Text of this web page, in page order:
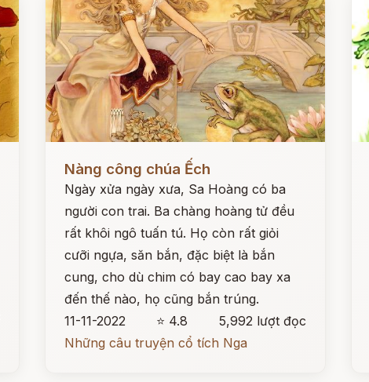
Nàng công chúa Ếch
Ngày xửa ngày xưa, Sa Hoàng có ba
người con trai. Ba chàng hoàng tử đều
rất khôi ngô tuấn tú. Họ còn rất giỏi
cưỡi ngựa, săn bắn, đặc biệt là bắn
cung, cho dù chim có bay cao bay xa
đến thế nào, họ cũng bắn trúng.
11-11-2022
⭐ 4.8
5,992 lượt đọc
Những câu truyện cổ tích Nga